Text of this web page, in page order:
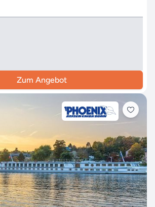
Zum Angebot